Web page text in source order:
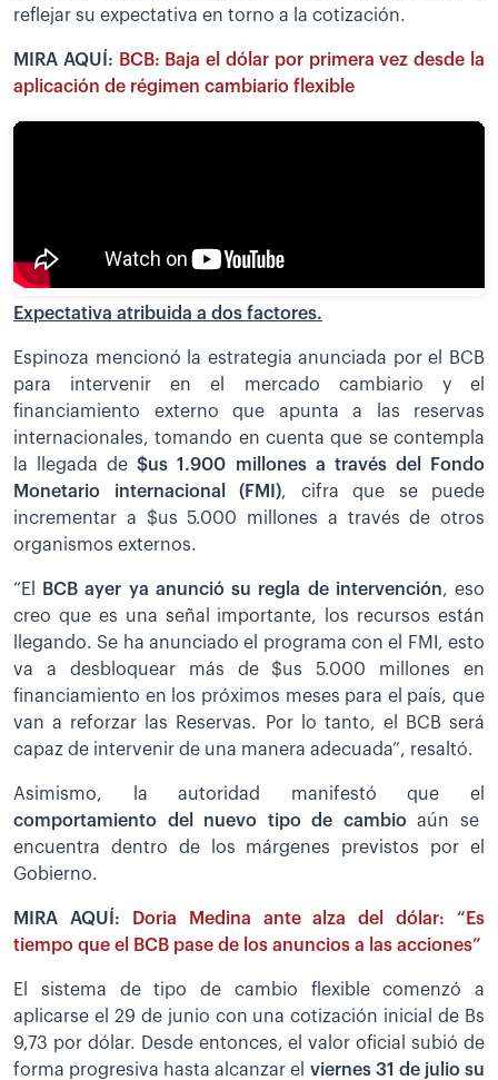
reflejar su expectativa en torno a la cotización.
MIRA AQUÍ: BCB: Baja el dólar por primera vez desde la
aplicación de régimen cambiario flexible
Expectativa atribuida a dos factores.
Espinoza mencionó la estrategia anunciada por el BCB
para intervenir en el mercado cambiario y el
financiamiento externo que apunta a las reservas
internacionales, tomando en cuenta que se contempla
la llegada de $us 1.900 millones a través del Fondo
Monetario internacional (FMI), cifra que se puede
incrementar a $us 5.000 millones a través de otros
organismos externos.
“El BCB ayer ya anunció su regla de intervención, eso
creo que es una señal importante, los recursos están
llegando. Se ha anunciado el programa con el FMI, esto
va a desbloquear más de $us 5.000 millones en
financiamiento en los próximos meses para el país, que
van a reforzar las Reservas. Por lo tanto, el BCB será
capaz de intervenir de una manera adecuada”, resaltó.
Asimismo, la autoridad manifestó que el
comportamiento del nuevo tipo de cambio aún se
encuentra dentro de los márgenes previstos por el
Gobierno.
MIRA AQUÍ:
Doria Medina ante alza del dólar: “Es
tiempo que el BCB pase de los anuncios a las acciones”
El sistema de tipo de cambio flexible comenzó a
aplicarse el 29 de junio con una cotización inicial de Bs
9,73 por dólar. Desde entonces, el valor oficial subió de
forma progresiva hasta alcanzar el viernes 31 de julio su